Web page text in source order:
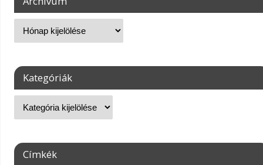
Kategóriák
Címkék